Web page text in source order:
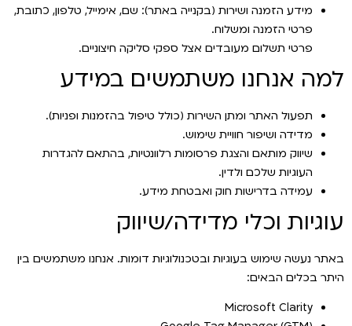
מידע הזמנה ושירות (בקנייה באתר): שם, אימייל, טלפון, כתובת,
פרטי הזמנה ומשלוח.
פרטי תשלום מעובדים אצל ספקי סליקה חיצוניים.
למה אנחנו משתמשים במידע
תפעול האתר ומתן השירות (כולל טיפול בהזמנות ופניות).
מדידה ושיפור חוויית שימוש.
שיווק מותאם והצגת פרסומות רלוונטיות, בהתאם להגדרות
העוגיות שלכם ולדין.
עמידה בדרישות חוק ואבטחת מידע.
עוגיות וכלי מדידה/שיווק
באתר נעשה שימוש בעוגיות ובטכנולוגיות דומות. אנחנו משתמשים בין
היתר בכלים הבאים:
Microsoft Clarity